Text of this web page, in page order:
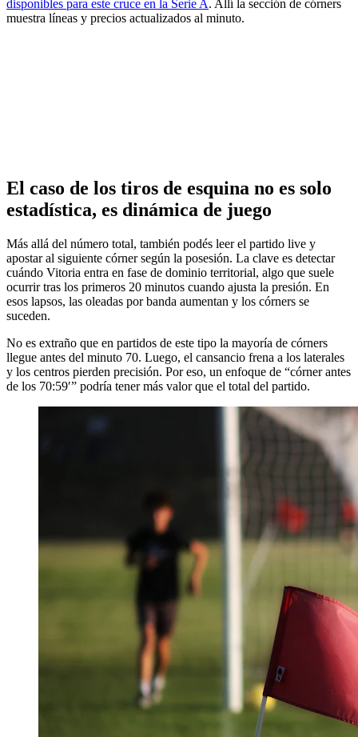
disponibles para este cruce en la Serie A. Allí la sección de córners
muestra líneas y precios actualizados al minuto.
El caso de los tiros de esquina no es solo
estadística, es dinámica de juego
Más allá del número total, también podés leer el partido live y
apostar al siguiente córner según la posesión. La clave es detectar
cuándo Vitoria entra en fase de dominio territorial, algo que suele
ocurrir tras los primeros 20 minutos cuando ajusta la presión. En
esos lapsos, las oleadas por banda aumentan y los córners se
suceden.
No es extraño que en partidos de este tipo la mayoría de córners
llegue antes del minuto 70. Luego, el cansancio frena a los laterales
y los centros pierden precisión. Por eso, un enfoque de “córner antes
de los 70:59′” podría tener más valor que el total del partido.